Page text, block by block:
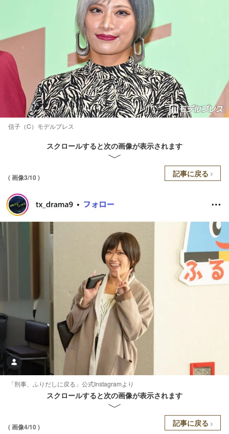
信子（C）モデルプレス
スクロールすると次の画像が表示されます
( 画像3/10 ) 記事に戻る
「刑事、ふりだしに戻る」公式Instagramより
スクロールすると次の画像が表示されます
( 画像4/10 ) 記事に戻る